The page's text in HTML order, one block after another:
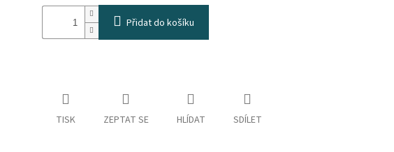
Přidat do košíku
TISK ZEPTAT SE HLÍDAT SDÍLET